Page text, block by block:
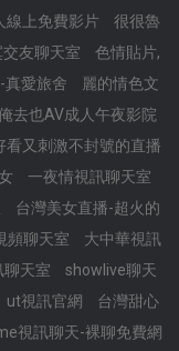
線上免費影片
很很魯
友聊天室
色情貼片,
真愛旅舍
麗的情色文
去也AV成人午夜影院
看又刺激不封號的直播
一夜情視訊聊天室
台灣美女直播-超火的
頻聊天室
大中華視訊
聊天室
showlive聊天
ut視訊官網
台灣甜心
視訊聊天-裸聊免費網